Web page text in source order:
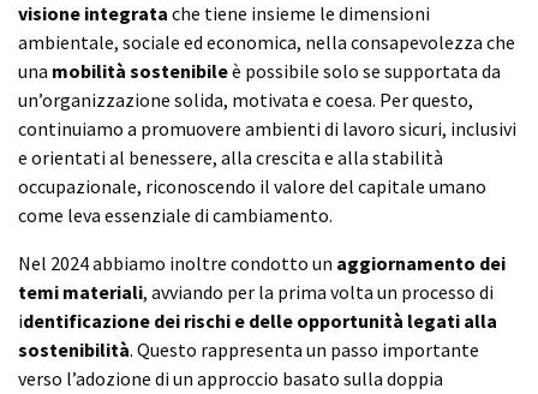
visione integrata che tiene insieme le dimensioni
ambientale, sociale ed economica, nella consapevolezza che
una mobilità sostenibileè possibile solo se supportata da
un’organizzazione solida, motivata e coesa. Per questo,
continuiamo a promuovere ambienti di lavoro sicuri, inclusivi
e orientati al benessere, alla crescita e alla stabilità
occupazionale, riconoscendo il valore del capitale umano
come leva essenziale di cambiamento.
Nel 2024 abbiamo inoltre condotto un aggiornamento dei
temi materiali, avviando per la prima volta un processo di
identificazione dei rischi e delle opportunità legati alla
sostenibilità. Questo rappresenta un passo importante
verso l’adozione di un approccio basato sulla doppia